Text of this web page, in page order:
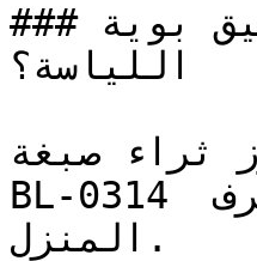
### ما هي أهم النصائح قبل تطبيق بوية BL-0314 على
اللياسة؟
ثراء صبغة
BL-0314 ويوفر قابلية تنظيف ممتازة لمعظم غرف
المنزل.